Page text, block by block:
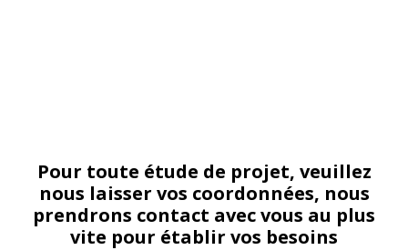
Pour toute étude de projet, veuillez
nous laisser vos coordonnées, nous
prendrons contact avec vous au plus
vite pour établir vos besoins